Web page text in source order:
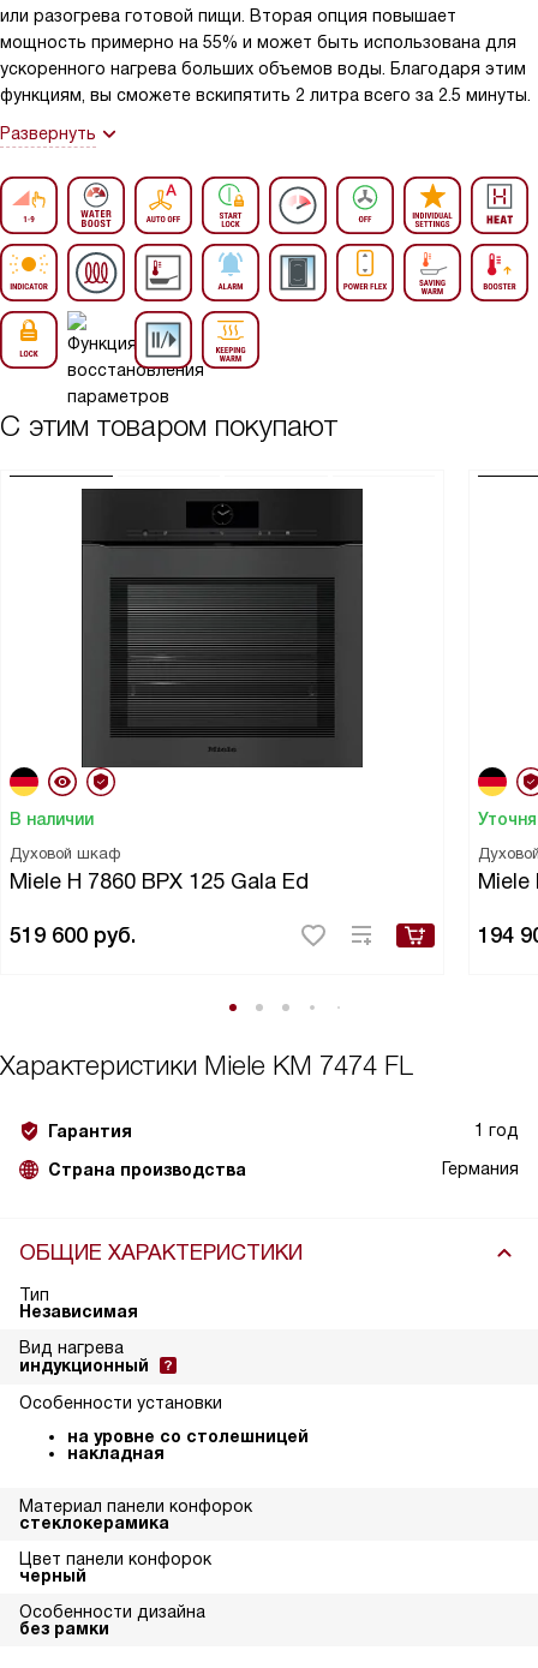
или разогрева готовой пищи. Вторая опция повышает
мощность примерно на 55% и может быть использована для
ускоренного нагрева больших объемов воды. Благодаря этим
функциям, вы сможете вскипятить 2 литра всего за 2.5 минуты.
Развернуть
С этим товаром покупают
В наличии
Духовой шкаф
Miele H 7860 BPX 125 Gala Ed
519 600 руб.
Miele
194
Характеристики Miele KM 7474 FL
Гарантия 1 год
Страна производства Германия
ОБЩИЕ ХАРАКТЕРИСТИКИ
Тип
Независимая
Вид нагрева
индукционный
Особенности установки
на уровне со столешницей
накладная
Материал панели конфорок
стеклокерамика
Цвет панели конфорок
черный
Особенности дизайна
без рамки